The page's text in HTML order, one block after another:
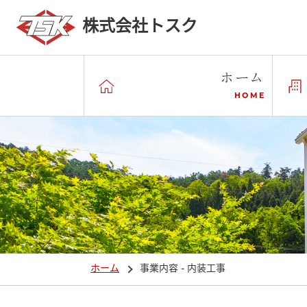
株式会社トスク
ホーム
HOME
ホーム 事業内容 - 内装工事